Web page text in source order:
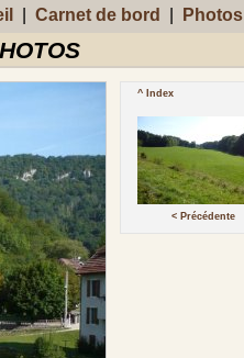
Carnet de bord Photos
^ Index
< Précédente